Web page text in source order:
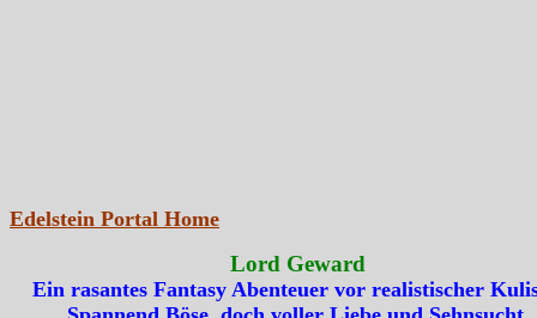
Edelstein Portal Home
Lord Geward
Ein rasantes Fantasy Abenteuer vor realistischer